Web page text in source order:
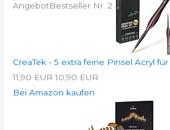
AngebotBestseller Nr. 2
CreaTek - 5 extra feine Pinsel Acryl für
11,90 EUR 10,90 EUR
Bei Amazon kaufen